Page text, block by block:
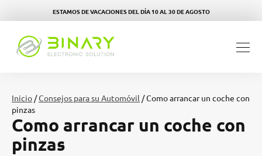
ESTAMOS DE VACACIONES DEL DÍA 10 AL 30 DE AGOSTO
Inicio /Consejos para su Automóvil / Como arrancar un coche con
pinzas
Como arrancar un coche con
pinzas